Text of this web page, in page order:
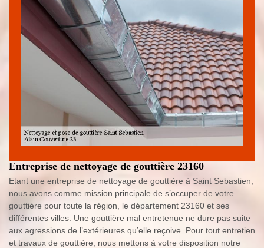
Entreprise de nettoyage de gouttière 23160
Etant une entreprise de nettoyage de gouttière à Saint Sebastien,
nous avons comme mission principale de s’occuper de votre
gouttière pour toute la région, le département 23160 et ses
différentes villes. Une gouttière mal entretenue ne dure pas suite
aux agressions de l’extérieures qu’elle reçoive. Pour tout entretien
et travaux de gouttière, nous mettons à votre disposition notre